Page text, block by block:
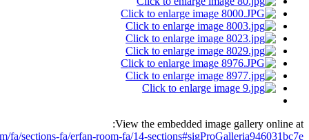
View the embedded image gallery online at:
fa/sections-fa/erfan-room-fa/14-sections#sigProGalleria946031bc7e